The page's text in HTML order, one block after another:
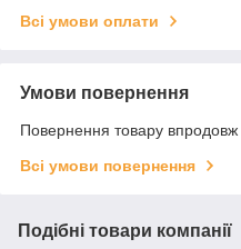
Всі умови оплати
Умови повернення
Повернення товару впродовж
Всі умови повернення
Подібні товари компанії